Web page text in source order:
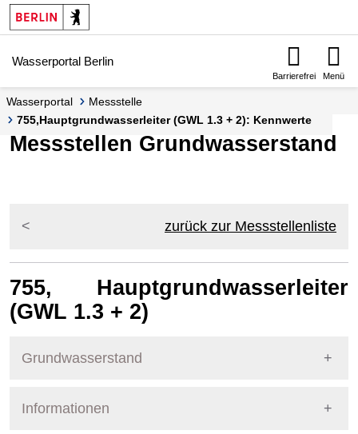
Springe zur Navigation
Springe zum Inhalt
Wasserportal Berlin
Barrierefrei Menü
Wasserportal
Messstelle
755,Hauptgrundwasserleiter (GWL 1.3 + 2): Kennwerte
Messstellen Grundwasserstand
zurück zur Messstellenliste
755, Hauptgrundwasserleiter
(GWL 1.3 + 2)
Grundwasserstand
Informationen